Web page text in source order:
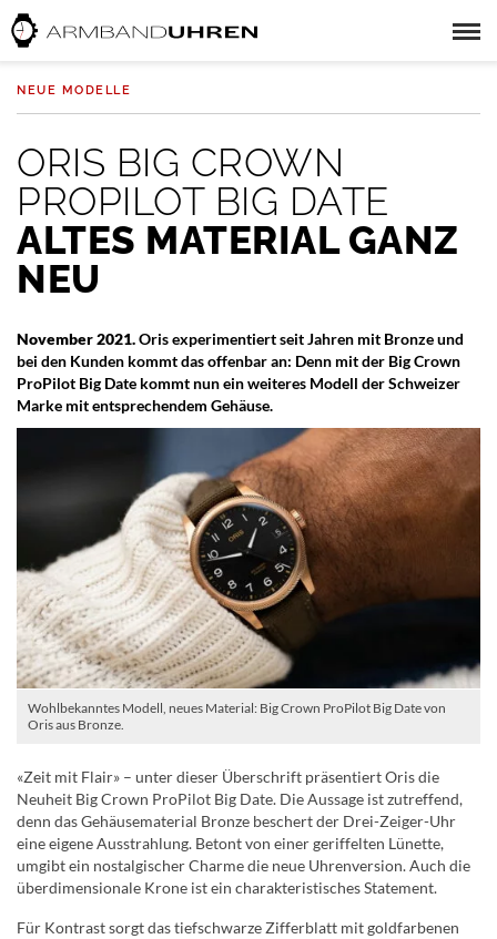
NEUE MODELLE
ORIS BIG CROWN
PROPILOT BIG DATE
ALTES MATERIAL GANZ
NEU
November 2021.Oris experimentiert seit Jahren mit Bronze und
bei den Kunden kommt das offenbar an: Denn mit der Big Crown
ProPilot Big Date kommt nun ein weiteres Modell der Schweizer
Marke mit entsprechendem Gehäuse.
Wohlbekanntes Modell, neues Material: Big Crown ProPilot Big Date von
Oris aus Bronze.
«Zeit mit Flair» – unter dieser Überschrift präsentiert Oris die
Neuheit Big Crown ProPilot Big Date. Die Aussage ist zutreffend,
denn das Gehäusematerial Bronze beschert der Drei-Zeiger-Uhr
eine eigene Ausstrahlung. Betont von einer geriffelten Lünette,
umgibt ein nostalgischer Charme die neue Uhrenversion. Auch die
überdimensionale Krone ist ein charakteristisches Statement.
Für Kontrast sorgt das tiefschwarze Zifferblatt mit goldfarbenen